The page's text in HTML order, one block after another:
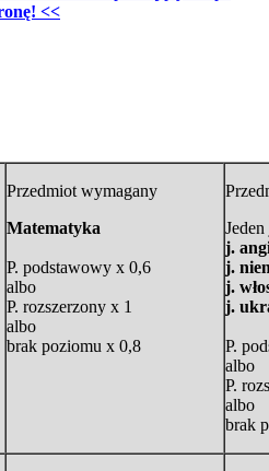
<<
Przedmiot wymagany
Matematyka
P. podstawowy x 0,6
albo
P. rozszerzony x 1
albo
brak poziomu x 0,8
j.
j.
j.
j.
P.
albo
P.
albo
brak